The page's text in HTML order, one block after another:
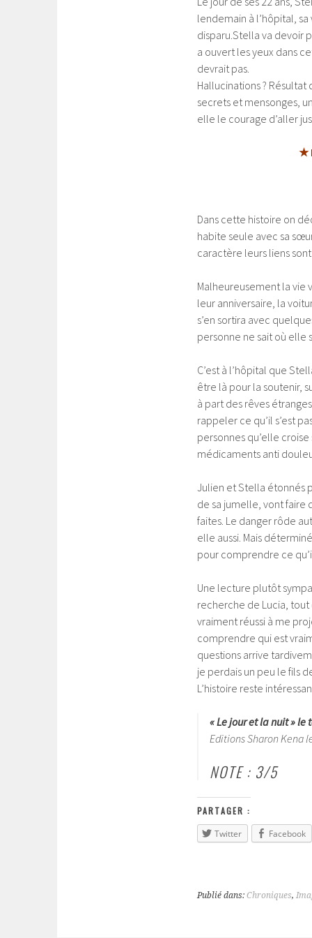
lendemain à l’hôpital,
disparu.Stella va devoir
a ouvert les yeux dans
devrait pas.
Hallucinations ?
secrets et mensonges,
elle le courage d’aller
★
Dans cette histoire on
habite seule avec sa
caractère leurs liens
Malheureusement la vie
leur anniversaire, la
s’en sortira avec
personne ne sait où elle
C’est à l’hôpital que
être là pour la soutenir,
à part des rêves
rappeler ce qu’il s’est
personnes qu’elle
médicaments anti
Julien et Stella étonnés
de sa jumelle, vont faire
faites. Le danger rôde
elle aussi. Mais
pour comprendre ce
Une lecture plutôt
recherche de Lucia,
vraiment réussi à me
comprendre qui est
questions arrive
je perdais un peu le fils
L’histoire reste
« Le jour et la nuit »
Editions Sharon Kena
NOTE : 3/5
PARTAGER :
Twitter
Facebook
Publié dans: Chroniques,